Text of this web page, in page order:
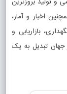
اخبار و آمار،
بازاریابی و
جهان تبدیل به یک